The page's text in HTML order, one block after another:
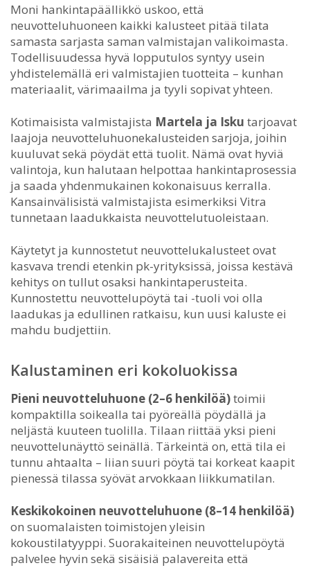
Moni hankintapäällikkö uskoo, että
neuvotteluhuoneen kaikki kalusteet pitää tilata
samasta sarjasta saman valmistajan valikoimasta.
Todellisuudessa hyvä lopputulos syntyy usein
yhdistelemällä eri valmistajien tuotteita – kunhan
materiaalit, värimaailma ja tyyli sopivat yhteen.
Kotimaisista valmistajista Martela ja Isku tarjoavat
laajoja neuvotteluhuonekalusteiden sarjoja, joihin
kuuluvat sekä pöydät että tuolit. Nämä ovat hyviä
valintoja, kun halutaan helpottaa hankintaprosessia
ja saada yhdenmukainen kokonaisuus kerralla.
Kansainvälisistä valmistajista esimerkiksi Vitra
tunnetaan laadukkaista neuvottelutuoleistaan.
Käytetyt ja kunnostetut neuvottelukalusteet ovat
kasvava trendi etenkin pk-yrityksissä, joissa kestävä
kehitys on tullut osaksi hankintaperusteita.
Kunnostettu neuvottelupöytä tai -tuoli voi olla
laadukas ja edullinen ratkaisu, kun uusi kaluste ei
mahdu budjettiin.
Kalustaminen eri kokoluokissa
Pieni neuvotteluhuone (2–6 henkilöä)toimii
kompaktilla soikealla tai pyöreällä pöydällä ja
neljästä kuuteen tuolilla. Tilaan riittää yksi pieni
neuvottelunäyttö seinällä. Tärkeintä on, että tila ei
tunnu ahtaalta – liian suuri pöytä tai korkeat kaapit
pienessä tilassa syövät arvokkaan liikkumatilan.
Keskikokoinen neuvotteluhuone (8–14 henkilöä)
on suomalaisten toimistojen yleisin
kokoustilatyyppi. Suorakaiteinen neuvottelupöytä
palvelee hyvin sekä sisäisiä palavereita että